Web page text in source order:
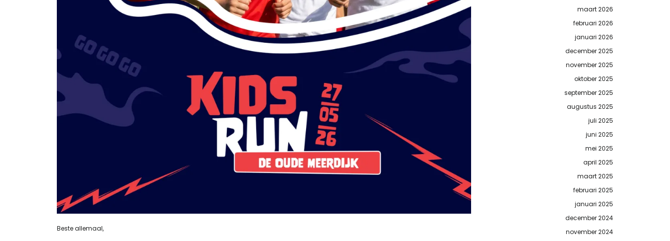
Beste allemaal,
maart 2026
februari 2026
januari 2026
december 2025
november 2025
oktober 2025
september 2025
augustus 2025
juli 2025
juni 2025
mei 2025
april 2025
maart 2025
februari 2025
januari 2025
december 2024
november 2024